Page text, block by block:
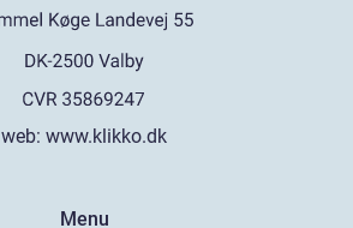
web: www.klikko.dk
Menu